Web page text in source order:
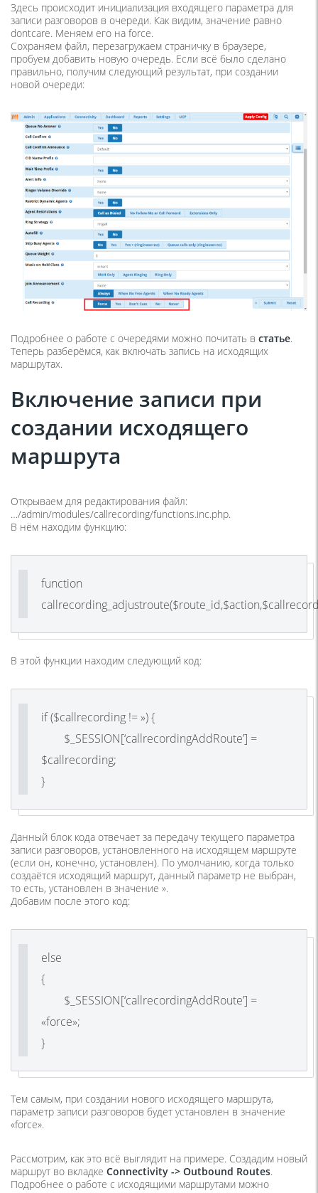
Здесь происходит инициализация входящего параметра для
записи разговоров в очереди. Как видим, значение равно
dontcare. Меняем его на force.
Сохраняем файл, перезагружаем страничку в браузере,
пробуем добавить новую очередь. Если всё было сделано
правильно, получим следующий результат, при создании
новой очереди:
Подробнее о работе с очередями можно почитать в статье.
Теперь разберёмся, как включать запись на исходящих
маршрутах.
Включение записи при
создании исходящего
маршрута
Открываем для редактирования файл:
…/admin/modules/callrecording/functions.inc.php.
В нём находим функцию:
function
В этой функции находим следующий код:
if ($callrecording != ») {
$_SESSION[‘callrecordingAddRoute’] =
$callrecording;
}
Данный блок кода отвечает за передачу текущего параметра
записи разговоров, установленного на исходящем маршруте
(если он, конечно, установлен). По умолчанию, когда только
создаётся исходящий маршрут, данный параметр не выбран,
то есть, установлен в значение ».
Добавим после этого код:
else
{
$_SESSION[‘callrecordingAddRoute’] =
«force»;
}
Тем самым, при создании нового исходящего маршрута,
параметр записи разговоров будет установлен в значение
«force».
Рассмотрим, как это всё выглядит на примере. Создадим новый
маршрут во вкладке Connectivity -> Outbound Routes.
Подробнее о работе с исходящими маршрутами можно